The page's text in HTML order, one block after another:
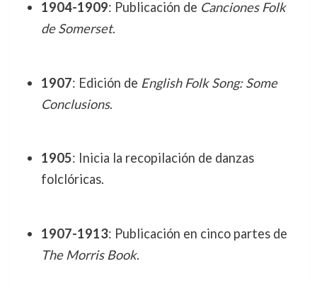
1904-1909: Publicación de Canciones Folk
de Somerset.
1907: Edición de English Folk Song: Some
Conclusions.
1905: Inicia la recopilación de danzas
folclóricas.
1907-1913: Publicación en cinco partes de
The Morris Book.